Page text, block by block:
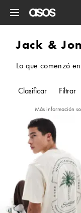
Jack &
Lo que comenzó
Clasificar Filtrar
Más información